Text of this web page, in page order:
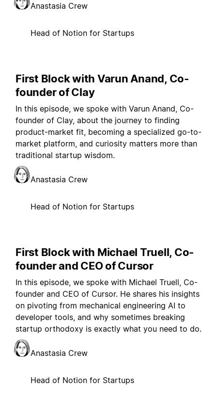
Anastasia Crew
Head of Notion for Startups
First Block with Varun Anand, Co-
founder of Clay
In this episode, we spoke with Varun Anand, Co-
founder of Clay, about the journey to finding
product-market fit, becoming a specialized go-to-
market platform, and curiosity matters more than
traditional startup wisdom.
Anastasia Crew
Head of Notion for Startups
First Block with Michael Truell, Co-
founder and CEO of Cursor
In this episode, we spoke with Michael Truell, Co-
founder and CEO of Cursor. He shares his insights
on pivoting from mechanical engineering AI to
developer tools, and why sometimes breaking
startup orthodoxy is exactly what you need to do.
Anastasia Crew
Head of Notion for Startups